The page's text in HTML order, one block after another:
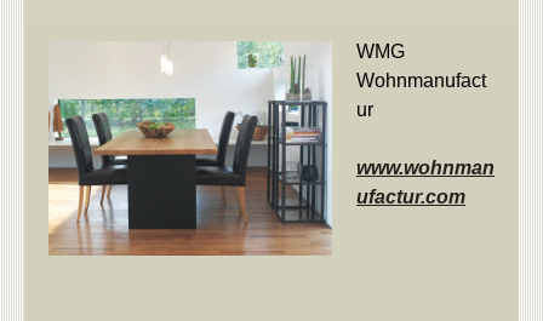
WMG
Wohnmanufact
ur
www.wohnman
ufactur.com